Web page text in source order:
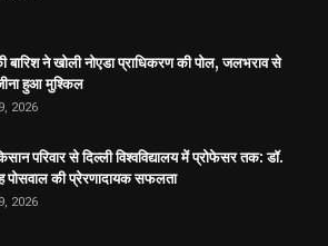
बारिश ने खोली नोएडा प्राधिकरण की पोल, जलभराव से
हुआ मुश्किल
2026
परिवार से दिल्ली विश्वविद्यालय में प्रोफेसर तक: डॉ.
पोसवाल की प्रेरणादायक सफलता
2026